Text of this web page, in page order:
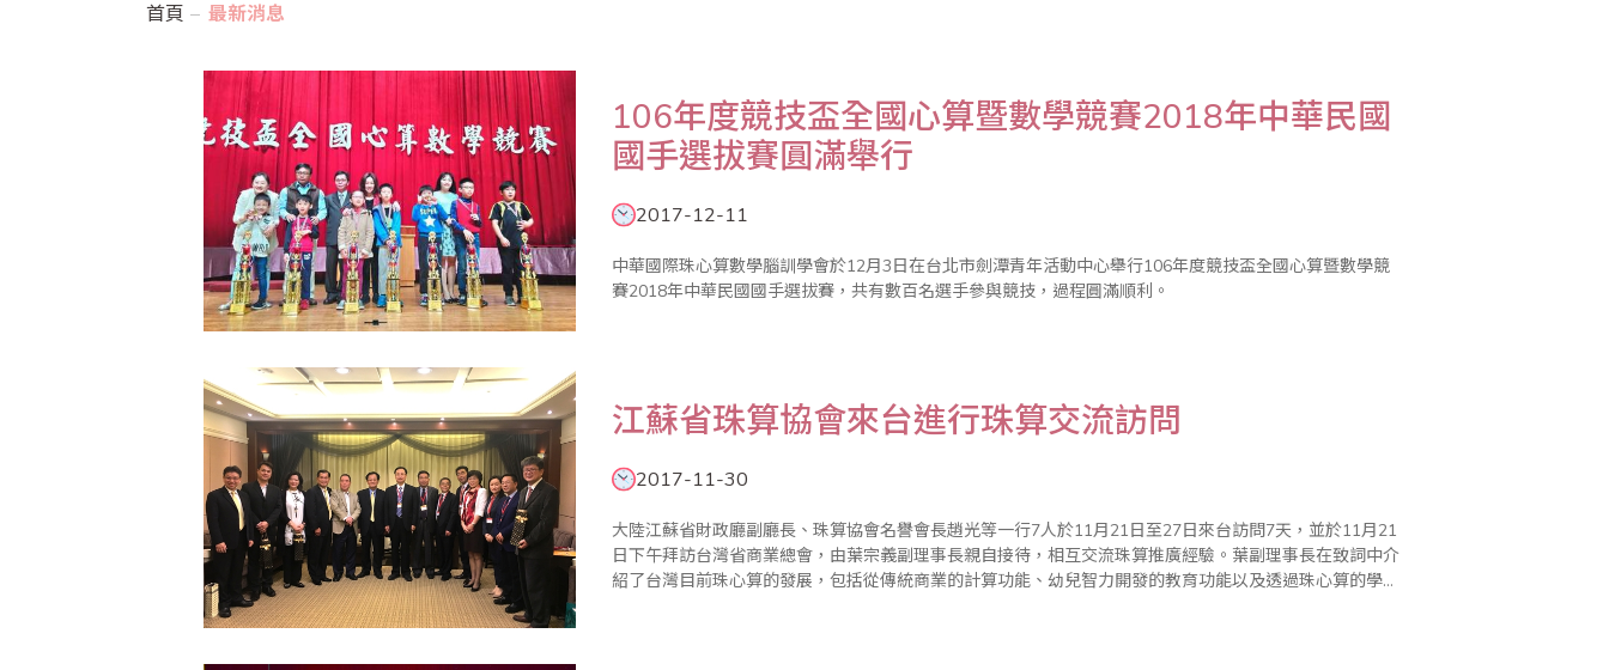
首頁 最新消息
106年度競技盃全國心算暨數學競賽2018年中華民國
國手選拔賽圓滿舉行
2017-12-11
中華國際珠心算數學腦訓學會於12月3日在台北市劍潭青年活動中心舉行106年度競技盃全國心算暨數學競
賽2018年中華民國國手選拔賽，共有數百名選手參與競技，過程圓滿順利。
江蘇省珠算協會來台進行珠算交流訪問
2017-11-30
大陸江蘇省財政廳副廳長、珠算協會名譽會長趙光等一行7人於11月21日至27日來台訪問7天，並於11月21
日下午拜訪台灣省商業總會，由葉宗義副理事長親自接待，相互交流珠算推廣經驗。葉副理事長在致詞中介
紹了台灣目前珠心算的發展，包括從傳統商業的計算功能、幼兒智力開發的教育功能以及透過珠心算的學